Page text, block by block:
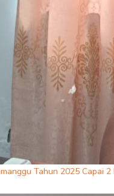
Tahun 2025 Capai 2